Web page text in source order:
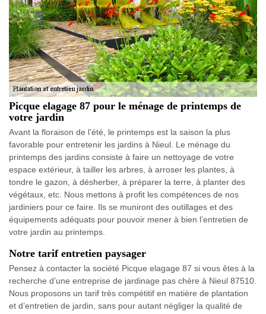
Picque elagage 87 pour le ménage de printemps de
votre jardin
Avant la floraison de l’été, le printemps est la saison la plus
favorable pour entretenir les jardins à Nieul. Le ménage du
printemps des jardins consiste à faire un nettoyage de votre
espace extérieur, à tailler les arbres, à arroser les plantes, à
tondre le gazon, à désherber, à préparer la terre, à planter des
végétaux, etc. Nous mettons à profit les compétences de nos
jardiniers pour ce faire. Ils se muniront des outillages et des
équipements adéquats pour pouvoir mener à bien l’entretien de
votre jardin au printemps.
Notre tarif entretien paysager
Pensez à contacter la société Picque elagage 87 si vous êtes à la
recherche d’une entreprise de jardinage pas chère à Nieul 87510.
Nous proposons un tarif très compétitif en matière de plantation
et d’entretien de jardin, sans pour autant négliger la qualité de